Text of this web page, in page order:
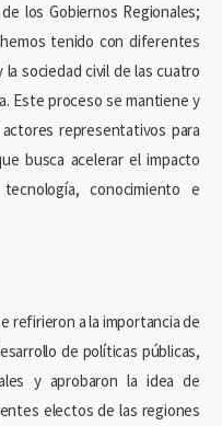
los Gobiernos Regionales;
tenido con diferentes
sociedad civil de las cuatro
Este proceso se mantiene y
representativos para
busca acelerar el impacto
conocimiento e
refirieron a la importancia de
de políticas públicas,
y aprobaron la idea de
electos de las regiones